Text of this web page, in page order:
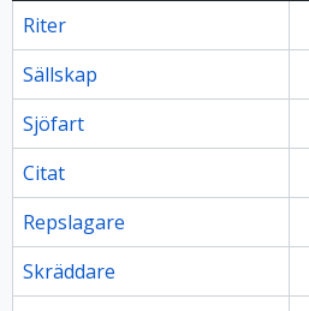
Riter
Sällskap
Sjöfart
Citat
Repslagare
Skräddare